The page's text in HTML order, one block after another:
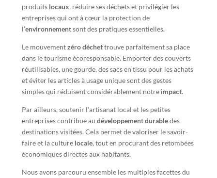
produits locaux, réduire ses déchets et privilégier les
entreprises qui ont à cœur la protection de
l’environnementsont des pratiques essentielles.
Le mouvementzéro déchettrouve parfaitement sa place
dans le tourisme écoresponsable. Emporter des couverts
réutilisables, une gourde, des sacs en tissu pour les achats
et éviter les articles à usage unique sont des gestes
simples qui réduisent considérablement notre impact.
Par ailleurs, soutenir l’artisanat local et les petites
entreprises contribue au développement durabledes
destinations visitées. Cela permet de valoriser le savoir-
faire et la culture locale, tout en procurant des retombées
économiques directes aux habitants.
Nous avons parcouru ensemble les multiples facettes du